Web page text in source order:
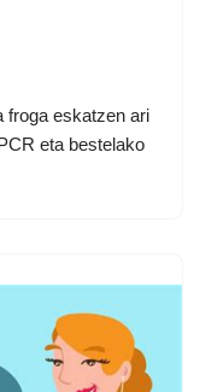
froga eskatzen ari
eta bestelako